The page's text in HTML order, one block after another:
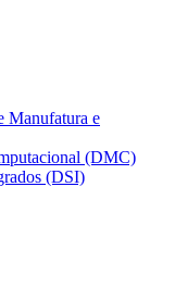
Manufatura e
(DMC)
(DSI)